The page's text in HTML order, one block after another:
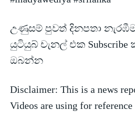
උණුසම් පුවත් දිනපතා නැරඹීමට
යුටියුබ් චැනල් එක
ඔබන්න
Disclaimer: This is a news
Videos are using for reference